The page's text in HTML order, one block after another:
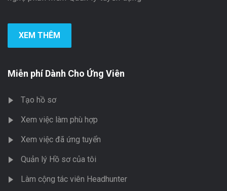
XEM THÊM
Miễn phí Dành Cho Ứng Viên
Tạo hồ sơ
Xem việc làm phù hợp
Xem việc đã ứng tuyển
Quản lý Hồ sơ của tôi
Làm cộng tác viên Headhunter